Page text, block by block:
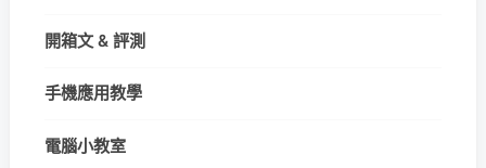
開箱文 & 評測
手機應用教學
電腦小教室